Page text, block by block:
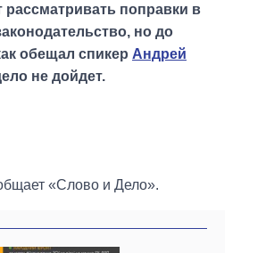
рассматривать поправки в
но до
обещал спикер Андрей
не дойдет.
«Слово и Дело».